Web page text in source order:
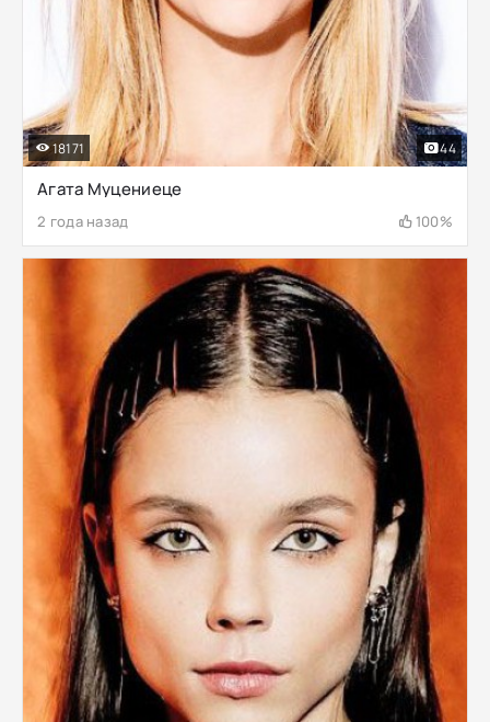
Агата Муцениеце
2 года назад 100%
18171 44